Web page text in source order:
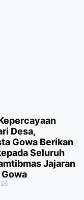
Desa,
Gowa Berikan
Seluruh
Jajaran